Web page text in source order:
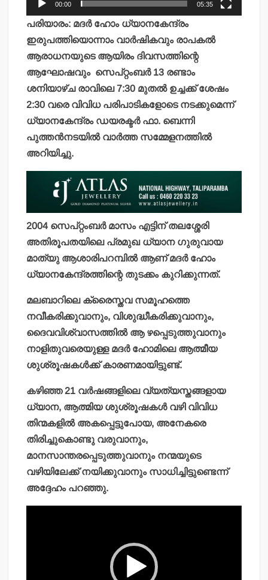
00:00 05:35
പരിയാരം: മദര്‍ ഹോം ധ്യാനകേന്ദ്രം
ഇരുപത്തിയൊന്നാം വാര്‍ഷികവും രാപകല്‍
ആരാധനയുടെ ആയിരം ദിവസത്തിന്റെ
ആഘോഷവും സെപ്റ്റംബര്‍ 13 രണ്ടാം
ശനിയാഴ്ച രാവിലെ 7:30 മുതല്‍ ഉച്ചക്ക് ശേഷം
2:30 വരെ വിവിധ പരിപാടികളോടെ നടക്കുമെന്ന്
ധ്യാനകേന്ദ്രം ഡയരക്ടര്‍ ഫാ. ബെന്നി
പുത്തന്‍നടയില്‍ വാര്‍ത്ത സമ്മേളനത്തില്‍
അറിയിച്ചു.
2004 സെപ്റ്റംബര്‍ മാസം എട്ടിന് തലശ്ശേരി
അതിരൂപതയിലെ പ്രമുഖ ധ്യാന ഗുരുവായ
മാത്യു ആശാരിപറമ്പില്‍ ആണ് മദര്‍ ഹോം
ധ്യാനകേന്ദ്രത്തിന്റെ തുടക്കം കുറിക്കുന്നത്.
മലബാറിലെ ക്രൈസ്തവ സമൂഹത്തെ
നവീകരിക്കുവാനും, വിശുദ്ധീകരിക്കുവാനും,
ദൈവവിശ്വാസത്തില്‍ ആ ഴപ്പെടുത്തുവാനും
നാളിതുവരെയുള്ള മദര്‍ ഹോമിലെ ആത്മീയ
ശുശ്രൂഷകള്‍ക്ക് കാരണമായിട്ടുണ്ട്.
കഴിഞ്ഞ 21 വര്‍ഷങ്ങളിലെ വ്യത്യസ്തങ്ങളായ
ധ്യാന, ആത്മിയ ശുശ്രൂഷകള്‍ വഴി വിവിധ
തിന്മകളില്‍ അകപ്പെട്ടുപോയ, അനേകരെ
തിരിച്ചുകൊണ്ടു വരുവാനും,
മാനസാന്തരപ്പെടുത്തുവാനും നന്മയുടെ
വഴിയിലേക്ക് നയിക്കുവാനും സാധിച്ചിട്ടുണ്ടെന്ന്
അദ്ദേഹം പറഞ്ഞു.